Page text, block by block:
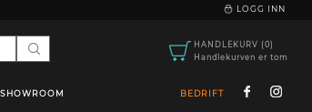
LOGG INN
HANDLEKURV (0)
Handlekurven er tom
BEDRIFT